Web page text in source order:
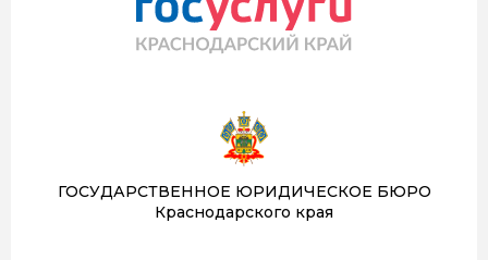
ГОСУДАРСТВЕННОЕ ЮРИДИЧЕСКОЕ БЮРО
Краснодарского края